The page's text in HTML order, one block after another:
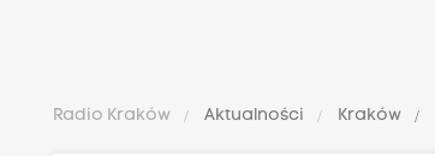
Radio Kraków Aktualności Kraków